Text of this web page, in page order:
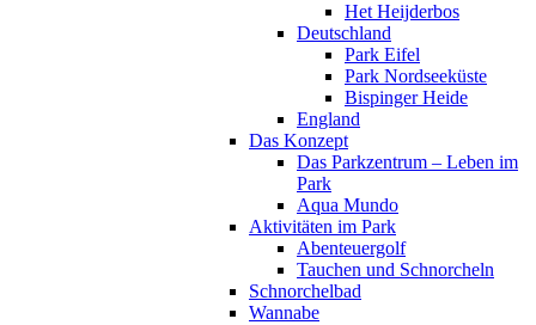
Het Heijderbos
Deutschland
Park Eifel
Park Nordseeküste
Bispinger Heide
England
Das Konzept
Das Parkzentrum – Leben im
Park
Aqua Mundo
Aktivitäten im Park
Abenteuergolf
Tauchen und Schnorcheln
Schnorchelbad
Wannabe